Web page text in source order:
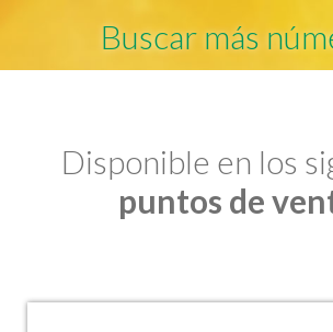
Buscar más
Disponible en los
puntos de